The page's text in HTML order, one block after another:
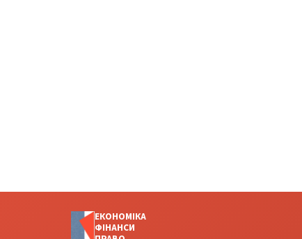
ЕКОНОМІКА
ФІНАНСИ